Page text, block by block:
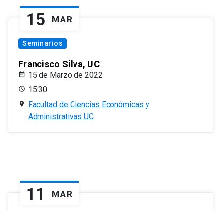
15 MAR
Seminarios
Francisco Silva, UC
15 de Marzo de 2022
15:30
Facultad de Ciencias Económicas y
Administrativas UC
11 MAR